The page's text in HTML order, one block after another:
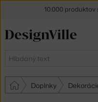
Hľadať
Doplnky
10.000
30 dní